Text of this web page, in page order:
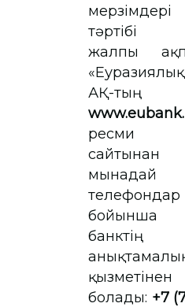
тәртібі
жалпы
АҚ-тың
ресми
мынадай
телефондар
бойынша
банктің
болады: +7